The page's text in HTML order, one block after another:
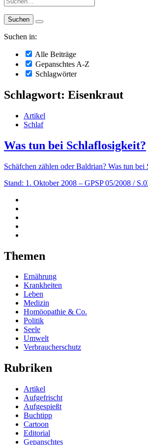
Suchen in:
Alle Beiträge
Gepanschtes A-Z
Schlagwörter
Schlagwort: Eisenkraut
Artikel
Schlaf
Was tun bei Schlaflosigkeit?
Schäfchen zählen oder Baldrian? Was tun bei
Stand: 1. Oktober 2008 – GPSP 05/2008 /
Themen
Ernährung
Krankheiten
Leben
Medizin
Homöopathie & Co.
Politik
Seele
Umwelt
Verbraucherschutz
Rubriken
Artikel
Aufgefrischt
Aufgespießt
Buchtipp
Cartoon
Editorial
Gepanschtes